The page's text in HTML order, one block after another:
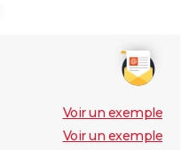
Voir un exemple
Voir un exemple